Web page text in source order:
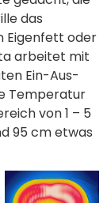
das
Eigenfett oder
arbeitet mit
Ein-Aus-
Temperatur
von 1 – 5
95 cm etwas